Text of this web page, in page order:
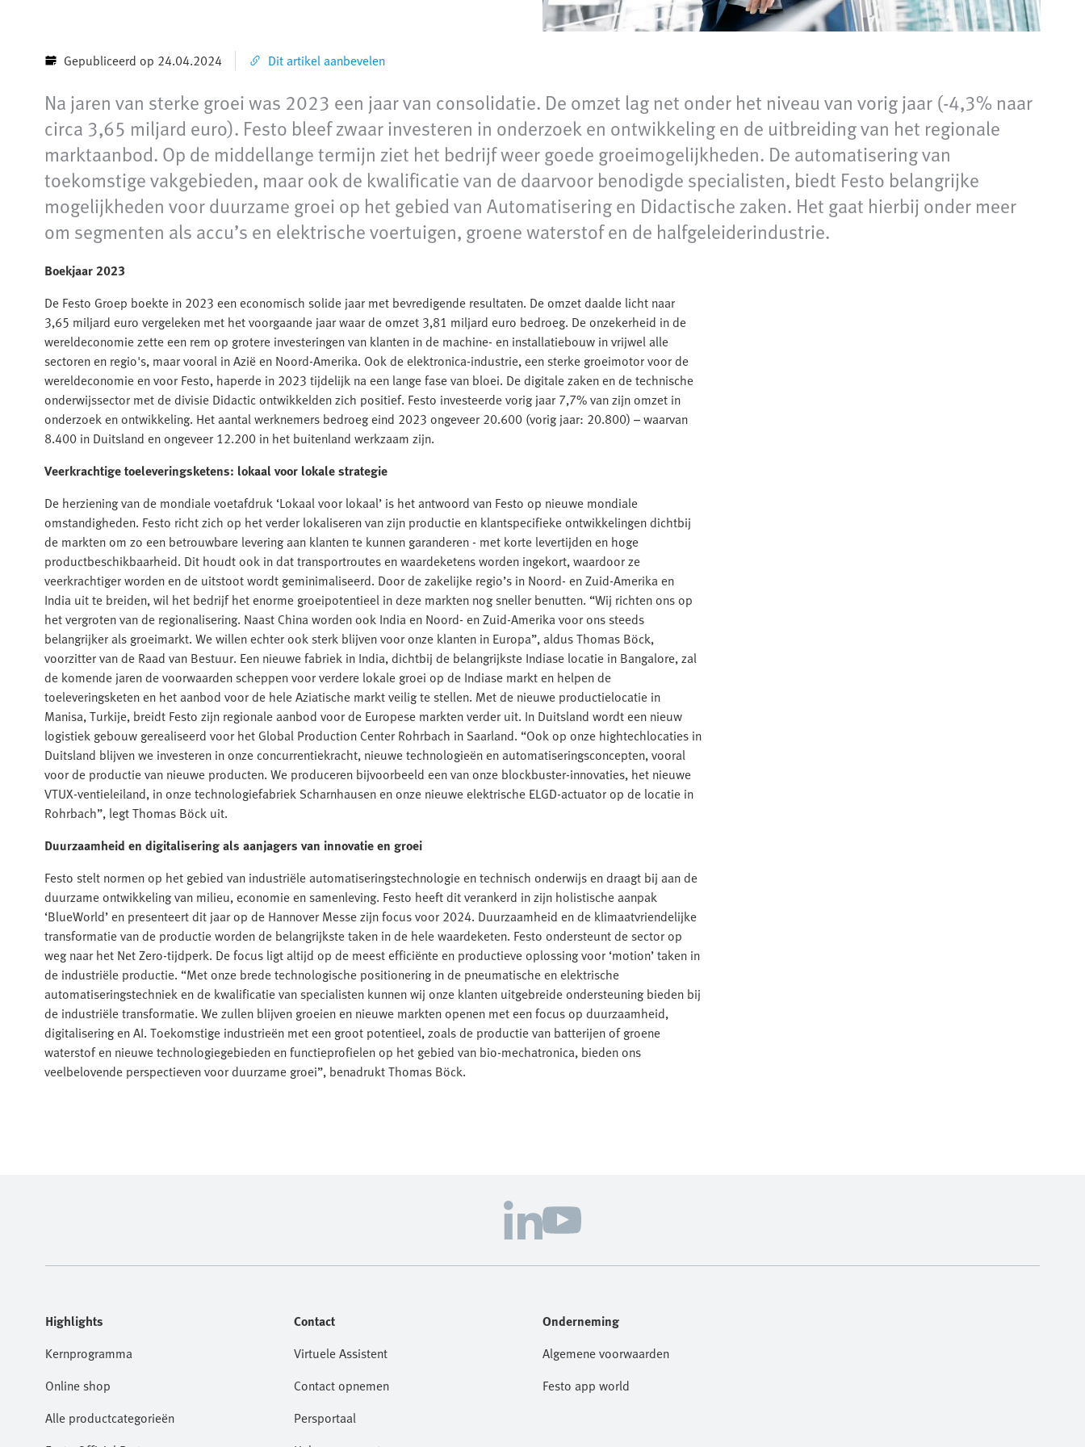
Gepubliceerd op 24.04.2024 Dit artikel aanbevelen
Na jaren van sterke groei was 2023 een jaar van consolidatie. De omzet lag net onder het niveau van vorig jaar (-4,3% naar
circa 3,65 miljard euro). Festo bleef zwaar investeren in onderzoek en ontwikkeling en de uitbreiding van het regionale
marktaanbod. Op de middellange termijn ziet het bedrijf weer goede groeimogelijkheden. De automatisering van
toekomstige vakgebieden, maar ook de kwalificatie van de daarvoor benodigde specialisten, biedt Festo belangrijke
mogelijkheden voor duurzame groei op het gebied van Automatisering en Didactische zaken. Het gaat hierbij onder meer
om segmenten als accu’s en elektrische voertuigen, groene waterstof en de halfgeleiderindustrie.
Boekjaar 2023
De Festo Groep boekte in 2023 een economisch solide jaar met bevredigende resultaten. De omzet daalde licht naar
3,65 miljard euro vergeleken met het voorgaande jaar waar de omzet 3,81 miljard euro bedroeg. De onzekerheid in de
wereldeconomie zette een rem op grotere investeringen van klanten in de machine- en installatiebouw in vrijwel alle
sectoren en regio's, maar vooral in Azië en Noord-Amerika. Ook de elektronica-industrie, een sterke groeimotor voor de
wereldeconomie en voor Festo, haperde in 2023 tijdelijk na een lange fase van bloei. De digitale zaken en de technische
onderwijssector met de divisie Didactic ontwikkelden zich positief. Festo investeerde vorig jaar 7,7% van zijn omzet in
onderzoek en ontwikkeling. Het aantal werknemers bedroeg eind 2023 ongeveer 20.600 (vorig jaar: 20.800) – waarvan
8.400 in Duitsland en ongeveer 12.200 in het buitenland werkzaam zijn.
Veerkrachtige toeleveringsketens: lokaal voor lokale strategie
De herziening van de mondiale voetafdruk ‘Lokaal voor lokaal’ is het antwoord van Festo op nieuwe mondiale
omstandigheden. Festo richt zich op het verder lokaliseren van zijn productie en klantspecifieke ontwikkelingen dichtbij
de markten om zo een betrouwbare levering aan klanten te kunnen garanderen - met korte levertijden en hoge
productbeschikbaarheid. Dit houdt ook in dat transportroutes en waardeketens worden ingekort, waardoor ze
veerkrachtiger worden en de uitstoot wordt geminimaliseerd. Door de zakelijke regio’s in Noord- en Zuid-Amerika en
India uit te breiden, wil het bedrijf het enorme groeipotentieel in deze markten nog sneller benutten. “Wij richten ons op
het vergroten van de regionalisering. Naast China worden ook India en Noord- en Zuid-Amerika voor ons steeds
belangrijker als groeimarkt. We willen echter ook sterk blijven voor onze klanten in Europa”, aldus Thomas Böck,
voorzitter van de Raad van Bestuur. Een nieuwe fabriek in India, dichtbij de belangrijkste Indiase locatie in Bangalore, zal
de komende jaren de voorwaarden scheppen voor verdere lokale groei op de Indiase markt en helpen de
toeleveringsketen en het aanbod voor de hele Aziatische markt veilig te stellen. Met de nieuwe productielocatie in
Manisa, Turkije, breidt Festo zijn regionale aanbod voor de Europese markten verder uit. In Duitsland wordt een nieuw
logistiek gebouw gerealiseerd voor het Global Production Center Rohrbach in Saarland. “Ook op onze hightechlocaties in
Duitsland blijven we investeren in onze concurrentiekracht, nieuwe technologieën en automatiseringsconcepten, vooral
voor de productie van nieuwe producten. We produceren bijvoorbeeld een van onze blockbuster-innovaties, het nieuwe
VTUX-ventieleiland, in onze technologiefabriek Scharnhausen en onze nieuwe elektrische ELGD-actuator op de locatie in
Rohrbach”, legt Thomas Böck uit.
Duurzaamheid en digitalisering als aanjagers van innovatie en groei
Festo stelt normen op het gebied van industriële automatiseringstechnologie en technisch onderwijs en draagt bij aan de
duurzame ontwikkeling van milieu, economie en samenleving. Festo heeft dit verankerd in zijn holistische aanpak
‘BlueWorld’ en presenteert dit jaar op de Hannover Messe zijn focus voor 2024. Duurzaamheid en de klimaatvriendelijke
transformatie van de productie worden de belangrijkste taken in de hele waardeketen. Festo ondersteunt de sector op
weg naar het Net Zero-tijdperk. De focus ligt altijd op de meest efficiënte en productieve oplossing voor ‘motion’ taken in
de industriële productie. “Met onze brede technologische positionering in de pneumatische en elektrische
automatiseringstechniek en de kwalificatie van specialisten kunnen wij onze klanten uitgebreide ondersteuning bieden bij
de industriële transformatie. We zullen blijven groeien en nieuwe markten openen met een focus op duurzaamheid,
digitalisering en AI. Toekomstige industrieën met een groot potentieel, zoals de productie van batterijen of groene
waterstof en nieuwe technologiegebieden en functieprofielen op het gebied van bio-mechatronica, bieden ons
veelbelovende perspectieven voor duurzame groei”, benadrukt Thomas Böck.
Highlights
Kernprogramma
Online shop
Alle productcategorieën
Contact
Virtuele Assistent
Contact opnemen
Persportaal
Onderneming
Algemene voorwaarden
Festo app world